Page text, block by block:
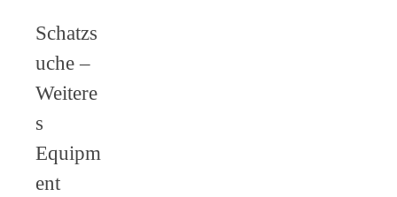
Schatzs
uche –
Weitere
s
Equipm
ent